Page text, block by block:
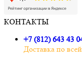
КОНТАКТЫ
+7 (812) 643 43
Доставка по